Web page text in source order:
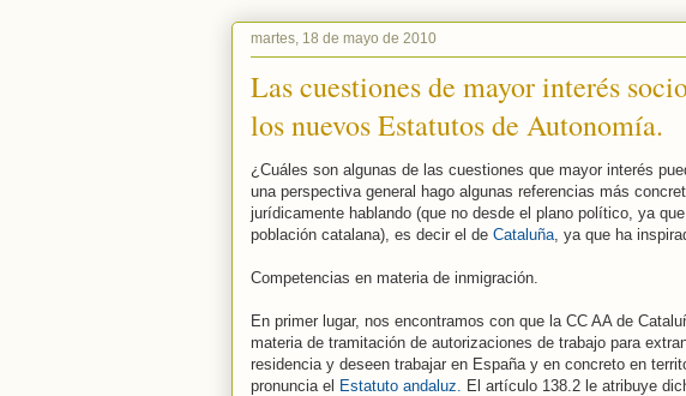
martes, 18 de mayo de 2010
Las cuestiones de mayor interés
los nuevos Estatutos de Autonomía.
¿Cuáles son algunas de las cuestiones que mayor interés
una perspectiva general hago algunas referencias más
jurídicamente hablando (que no desde el plano político, ya
población catalana), es decir el de Cataluña , ya que ha
Competencias en materia de inmigración.
En primer lugar, nos encontramos con que la CC AA de
materia de tramitación de autorizaciones de trabajo para
residencia y deseen trabajar en España y en concreto en
pronuncia el Estatuto andaluz.
El artículo 138.2 le atribuye